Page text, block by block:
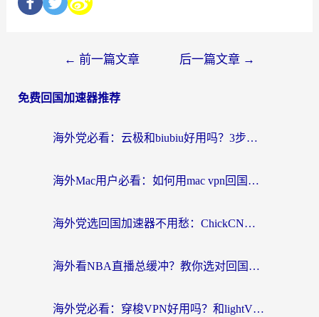
← 前一篇文章 后一篇文章 →
免费回国加速器推荐
海外党必看：云极和biubiu好用吗？3步选对回国加速器，无缝刷国内剧玩手游
海外Mac用户必看：如何用mac vpn回国实现无缝刷国内剧玩国服？
海外党选回国加速器不用愁：ChickCN和SpeedCN好用吗？实测对比+避坑指南
海外看NBA直播总缓冲？教你选对回国加速器，无缝看球还能刷国内剧
海外党必看：穿梭VPN好用吗？和lightVPN对比哪个回国效果更好？附真实体验与选择指南